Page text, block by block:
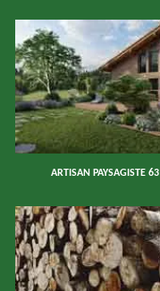
ARTISAN PAYSAGISTE 63